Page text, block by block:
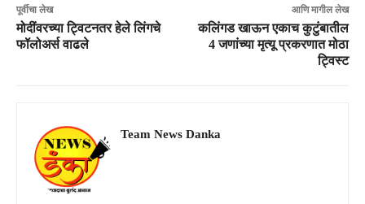
पूर्वीचा लेख
मोदींवरच्या ट्विटनतर हेले लिंगचे
फॉलोअर्स वाढले
आणि मागील लेख
कलिंगड खाऊन एकाच कुटुंबातील
4 जणांच्या मृत्यू प्रकरणात मोठा
ट्विस्ट
Team News Danka